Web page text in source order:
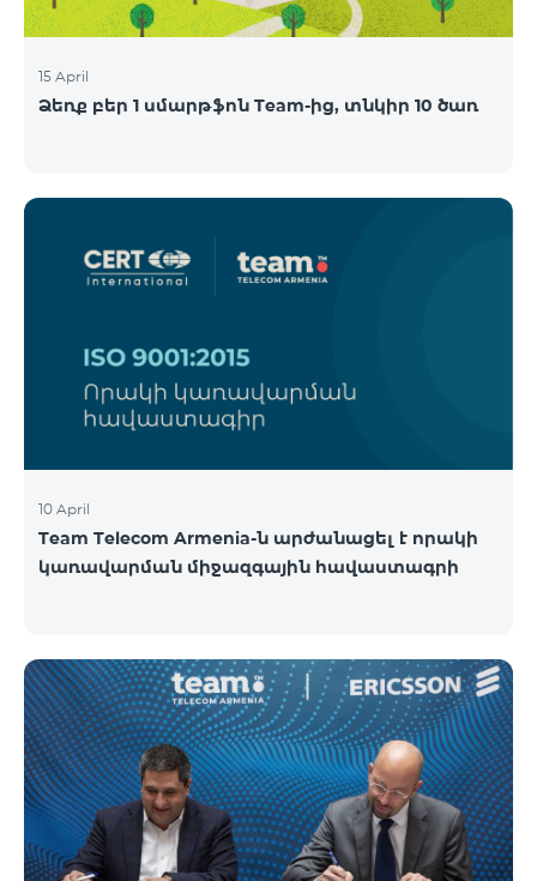
15 April
Ձեռք բեր 1 սմարթֆոն Team-ից, տնկիր 10 ծառ
10 April
Team Telecom Armenia-ն արժանացել է որակի
կառավարման միջազգային հավաստագրի